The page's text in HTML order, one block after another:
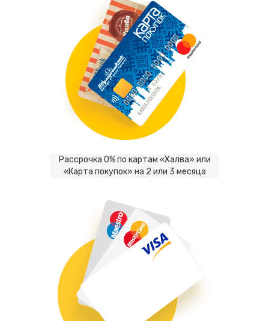
Рассрочка 0% по картам «Халва» или
«Карта покупок» на 2 или 3 месяца